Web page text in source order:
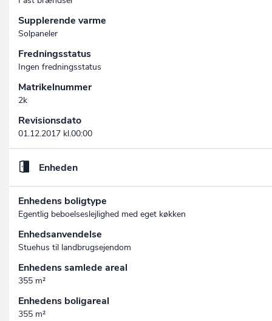
Supplerende varme
Solpaneler
Fredningsstatus
Ingen fredningsstatus
Matrikelnummer
2k
Revisionsdato
01.12.2017 kl.00:00
Enheden
Enhedens boligtype
Egentlig beboelseslejlighed med eget køkken
Enhedsanvendelse
Stuehus til landbrugsejendom
Enhedens samlede areal
355 m²
Enhedens boligareal
355 m²